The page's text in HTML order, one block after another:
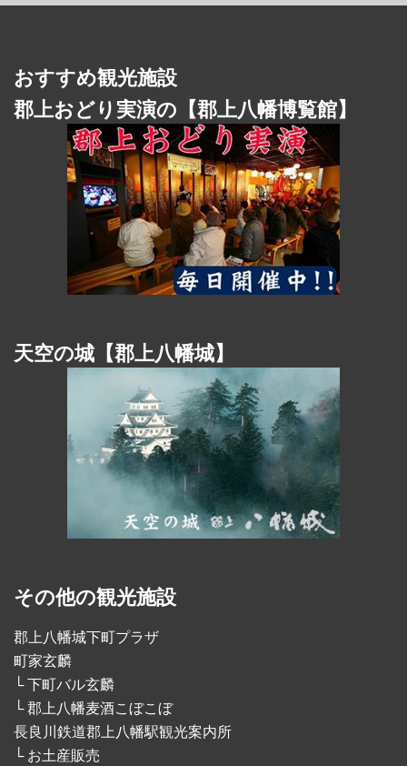
おすすめ観光施設
郡上おどり実演の【郡上八幡博覧館】
天空の城【郡上八幡城】
その他の観光施設
郡上八幡城下町プラザ
町家玄麟
└ 下町バル玄麟
└ 郡上八幡麦酒こぼこぼ
長良川鉄道郡上八幡駅観光案内所
└ お土産販売